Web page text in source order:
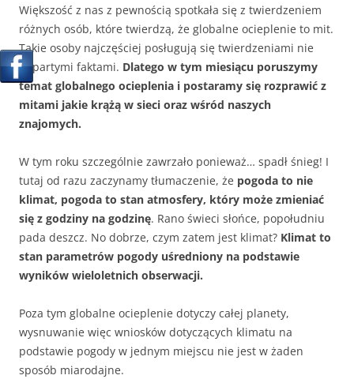
Większość z nas z pewnością spotkała się z twierdzeniem
różnych osób, które twierdzą, że globalne ocieplenie to mit.
Takie osoby najczęściej posługują się twierdzeniami nie
popartymi faktami. Dlatego w tym miesiącu poruszymy
temat globalnego ocieplenia i postaramy się rozprawić z
mitami jakie krążą w sieci oraz wśród naszych
znajomych.
W tym roku szczególnie zawrzało ponieważ… spadł śnieg! I
tutaj od razu zaczynamy tłumaczenie, że pogoda to nie
klimat, pogoda to stan atmosfery, który może zmieniać
się z godziny na godzinę. Rano świeci słońce, popołudniu
pada deszcz. No dobrze, czym zatem jest klimat? Klimat to
stan parametrów pogody uśredniony na podstawie
wyników wieloletnich obserwacji.
Poza tym globalne ocieplenie dotyczy całej planety,
wysnuwanie więc wniosków dotyczących klimatu na
podstawie pogody w jednym miejscu nie jest w żaden
sposób miarodajne.